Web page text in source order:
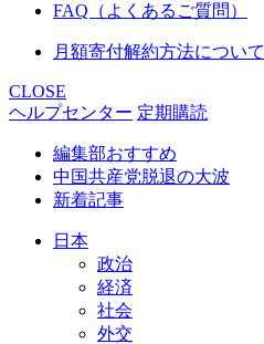
FAQ（よくあるご質問）
月額寄付解約方法について
CLOSE
ヘルプセンター 定期購読
編集部おすすめ
中国共産党脱退の大波
新着記事
日本
政治
経済
社会
外交